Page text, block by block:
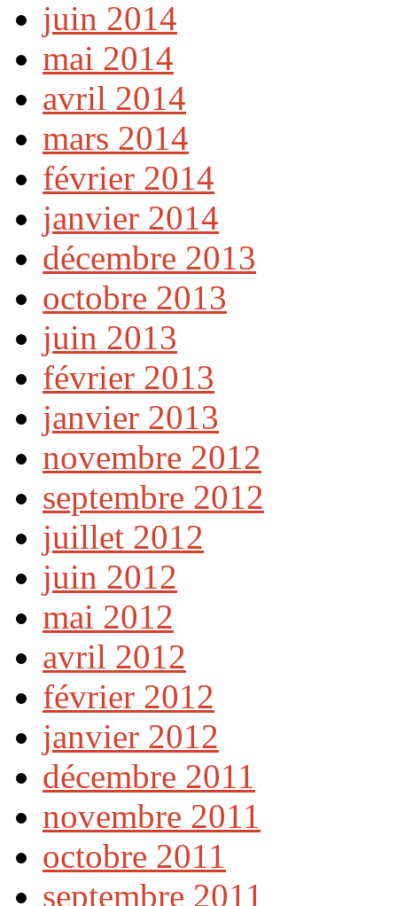
juin 2014
mai 2014
avril 2014
mars 2014
février 2014
janvier 2014
décembre 2013
octobre 2013
juin 2013
février 2013
janvier 2013
novembre 2012
septembre 2012
juillet 2012
juin 2012
mai 2012
avril 2012
février 2012
janvier 2012
décembre 2011
novembre 2011
octobre 2011
septembre 2011